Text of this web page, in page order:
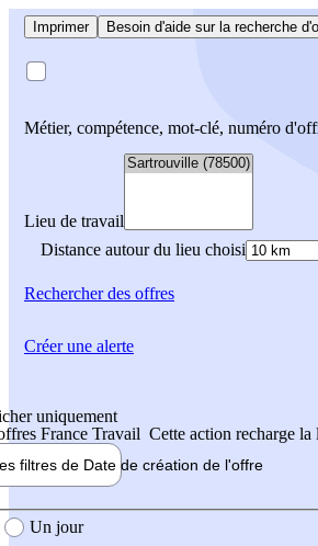
Imprimer Besoin d'aide sur la recherche
Métier, compétence, mot-clé, numéro
Lieu de travail
Distance autour du lieu choisi
Rechercherdes offres
uniquement
France Travail Cette action recharge la
filtres de Date de création de l'offre
création de l'offre
Un jour
Créer une alerte